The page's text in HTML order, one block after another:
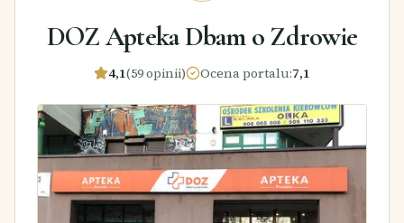
DOZ Apteka Dbam o Zdrowie
4,1(59 opinii) Ocena portalu:7,1